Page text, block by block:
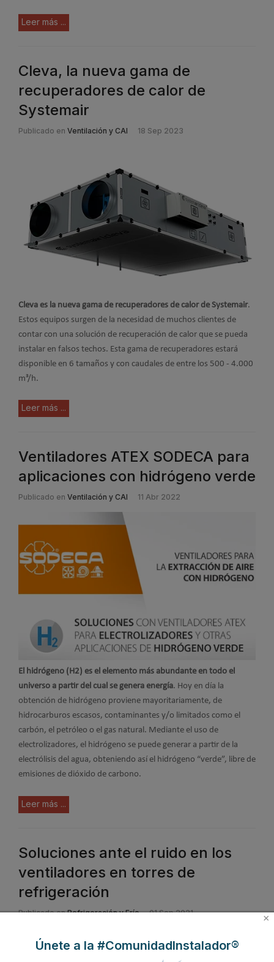
Leer más ...
Cleva, la nueva gama de
recuperadores de calor de
Systemair
Publicado en Ventilación y CAI 18 Sep 2023
Cleva es la nueva gama de recuperadores de calor de Systemair.
Estos equipos surgen de la necesidad de muchos clientes de
contar con una solución de recuperación de calor que se pueda
instalar en falsos techos. Esta gama de recuperadores estará
disponible en 6 tamaños y con caudales de entre los 500 - 4.000
m³/h.
Leer más ...
Ventiladores ATEX SODECA para
aplicaciones con hidrógeno verde
Publicado en Ventilación y CAI 11 Abr 2022
El hidrógeno (H2) es el elemento más abundante en todo el
universo a partir del cual se genera energía. Hoy en día la
obtención de hidrógeno proviene mayoritariamente, de
hidrocarburos escasos, contaminantes y/o limitados como el
carbón, el petróleo o el gas natural. Mediante el uso de
electrolizadores, el hidrógeno se puede generar a partir de la
electrólisis del agua, obteniendo así el hidrógeno “verde”, libre de
emisiones de dióxido de carbono.
Leer más ...
Soluciones ante el ruido en los
ventiladores en torres de
refrigeración
Publicado en Refrigeración y Frío 01 Sep 2021 ×
Únete a la #ComunidadInstalador®